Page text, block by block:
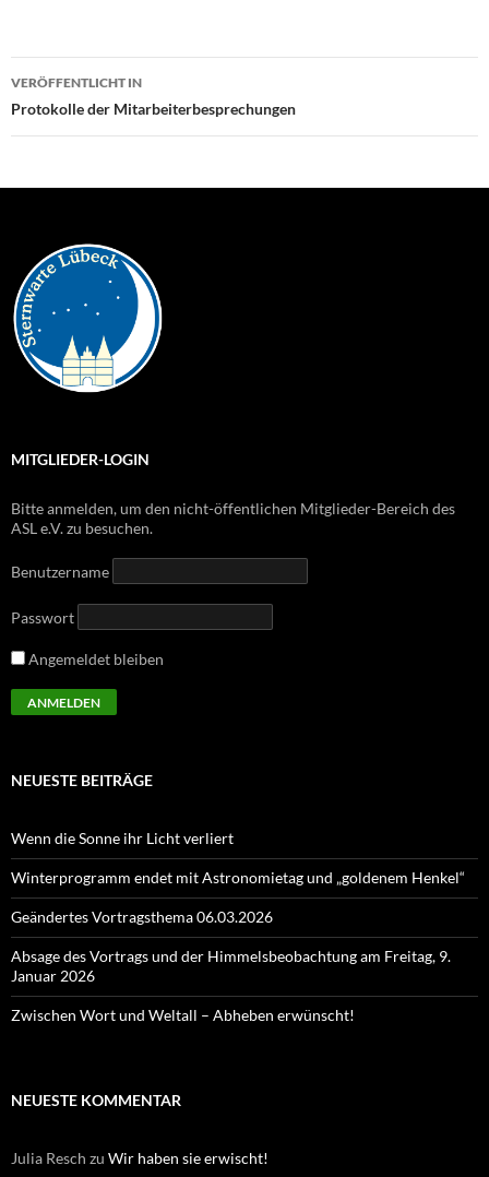
Beitragsnavigation
VERÖFFENTLICHT IN
Protokolle der Mitarbeiterbesprechungen
MITGLIEDER-LOGIN
Bitte anmelden, um den nicht-öffentlichen Mitglieder-Bereich des
ASL e.V. zu besuchen.
Benutzername
Passwort
Angemeldet bleiben
NEUESTE BEITRÄGE
Wenn die Sonne ihr Licht verliert
Winterprogramm endet mit Astronomietag und „goldenem Henkel“
Geändertes Vortragsthema 06.03.2026
Absage des Vortrags und der Himmelsbeobachtung am Freitag, 9.
Januar 2026
Zwischen Wort und Weltall – Abheben erwünscht!
NEUESTE KOMMENTAR
Julia Resch zu Wir haben sie erwischt!